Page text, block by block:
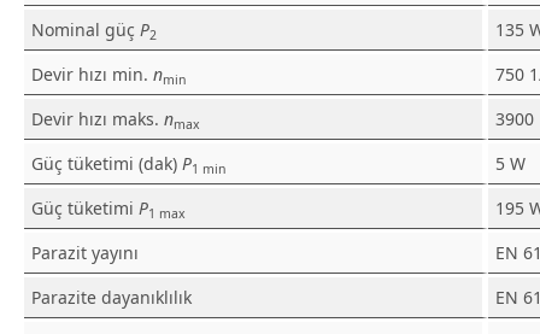
Nominal güç P2
135
Devir hızı min. nmin
750
Devir hızı maks. nmax
Güç tüketimi (dak) P1 min
5 W
Güç tüketimi P1 max
195
Parazit yayını
EN
Parazite dayanıklılık
EN